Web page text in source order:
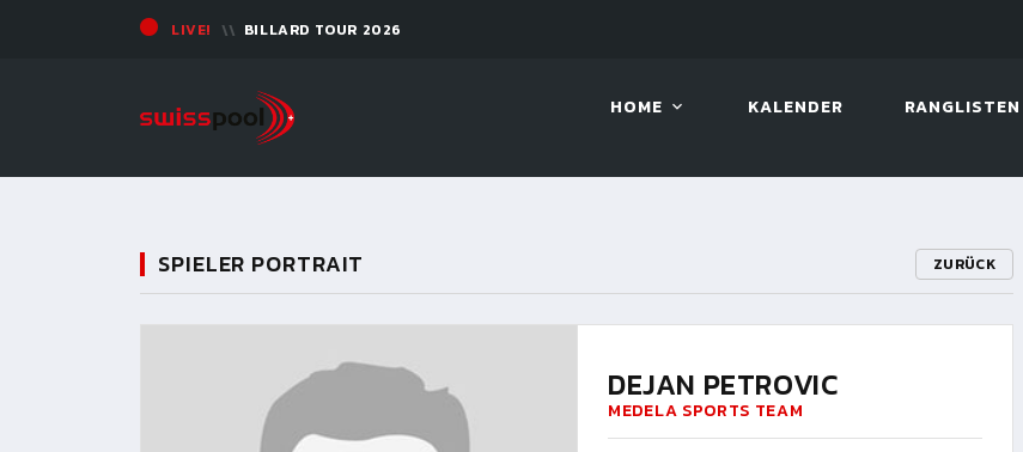
LIVE! BILLARD TOUR 2026
HOME KALENDER RANGLISTEN
SPIELER PORTRAIT ZURÜCK
DEJAN PETROVIC
MEDELA SPORTS TEAM